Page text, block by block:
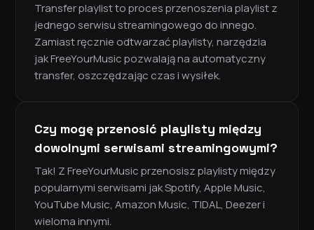
Transfer playlist to proces przenoszenia playlist z
jednego serwisu streamingowego do innego.
Zamiast ręcznie odtwarzać playlisty, narzędzia
jak FreeYourMusic pozwalają na automatyczny
transfer, oszczędzając czas i wysiłek.
Czy mogę przenosić playlisty między
dowolnymi serwisami streamingowymi?
Tak! Z FreeYourMusic przenosisz playlisty między
popularnymi serwisami jak Spotify, Apple Music,
YouTube Music, Amazon Music, TIDAL, Deezer i
wieloma innymi.